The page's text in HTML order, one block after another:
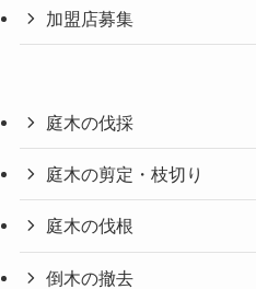
加盟店募集
庭木の伐採
庭木の剪定・枝切り
庭木の伐根
倒木の撤去